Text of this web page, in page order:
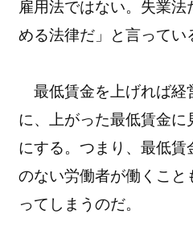
雇用法ではない。失業
める法律だ」と言ってい
最低賃金を上げれば経
に、上がった最低賃金
にする。つまり、最低
のない労働者が働くこと
ってしまうのだ。